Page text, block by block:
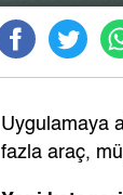
Uygulamaya
fazla araç,